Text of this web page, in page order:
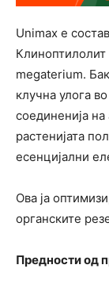
Unimax е
Клиноптилолит
megaterium.
клучна улога
соединенија
растенијата
есенцијални
Ова ја
органските
Предности од